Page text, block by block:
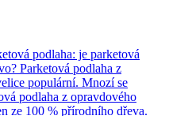
podlaha: je parketová
Parketová podlaha z
populární. Mnozí se
podlaha z opravdového
ze 100 % přírodního dřeva.